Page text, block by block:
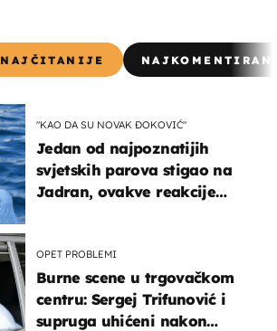
NAJČITANIJE
"KAO DA SU NOVAK ĐOKOVIĆ"
Jedan od najpoznatijih
svjetskih parova stigao na
Jadran, ovakve reakcije
OPET PROBLEMI
Burne scene u trgovačkom
centru: Sergej Trifunović i
supruga uhićeni nakon